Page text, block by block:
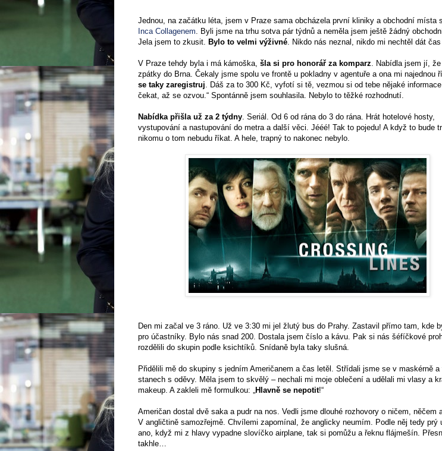
Jednou, na začátku léta, jsem v Praze sama obcházela první kliniky a obchodní místa
Inca Collagenem . Byli jsme na trhu sotva pár týdnů a neměla jsem ještě žádný
Jela jsem to zkusit.
Bylo to velmi výživné . Nikdo nás neznal, nikdo mi nechtěl dát čas
V Praze tehdy byla i má kámoška, šla si pro honorář za komparz . Nabídla jsem jí,
zpátky do Brna. Čekaly jsme spolu ve frontě u pokladny v agentuře a ona mi najednou
se taky zaregistruj . Dáš za to 300 Kč, vyfotí si tě, vezmou si od tebe nějaké
čekat, až se ozvou.“ Spontánně jsem souhlasila. Nebylo to těžké rozhodnutí.
Nabídka přišla už za 2 týdny . Seriál. Od 6 od rána do 3 do rána. Hrát hotelové hosty,
vystupování a nastupování do metra a další věci. Jééé! Tak to pojedu! A když to bude
nikomu o tom nebudu říkat. A hele, trapný to nakonec nebylo.
Den mi začal ve 3 ráno. Už ve 3:30 mi jel žlutý bus do Prahy. Zastavil přímo tam, kde
pro účastníky. Bylo nás snad 200. Dostala jsem číslo a kávu. Pak si nás šéfíčkové
rozdělili do skupin podle ksichtíků. Snídaně byla taky slušná.
Přidělili mě do skupiny s jedním Američanem a čas letěl. Střídali jsme se v maskérně a
stanech s oděvy. Měla jsem to skvělý – nechali mi moje oblečení a udělali mi vlasy a
makeup. A zakleli mě formulkou: „
Hlavně se nepotit!“
Američan dostal dvě saka a pudr na nos. Vedli jsme dlouhé rozhovory o ničem, něčem
V angličtině samozřejmě. Chvílemi zapomínal, že anglicky neumím. Podle něj tedy prý
ano, když mi z hlavy vypadne slovíčko airplane, tak si pomůžu a řeknu flájmešín.
takhle…